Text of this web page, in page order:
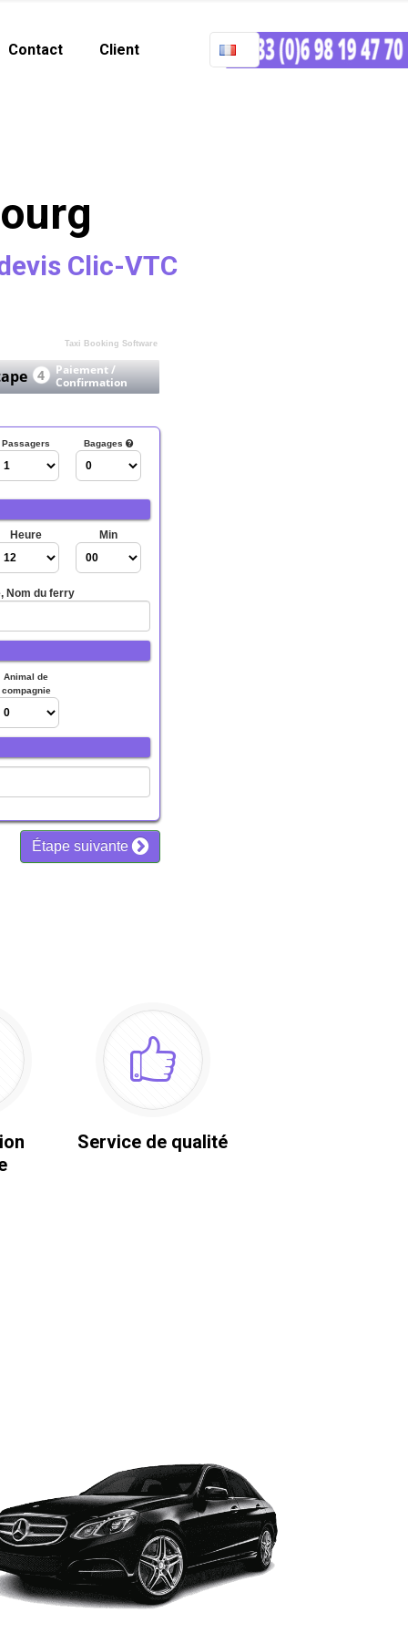
Contact Client
Clic-VTC
Service de qualité